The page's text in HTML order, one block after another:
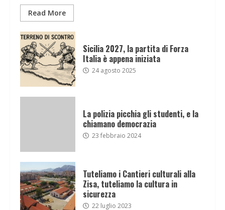
Read More
Sicilia 2027, la partita di Forza
Italia è appena iniziata
24 agosto 2025
La polizia picchia gli studenti, e la
chiamano democrazia
23 febbraio 2024
Tuteliamo i Cantieri culturali alla
Zisa, tuteliamo la cultura in
sicurezza
22 luglio 2023